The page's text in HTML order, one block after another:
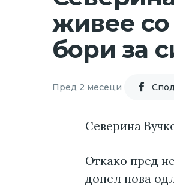
живее
бори за
Пред 2 месеци
Северина
Откако пред
донел нова